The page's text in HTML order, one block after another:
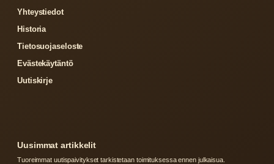
Yhteystiedot
Historia
Tietosuojaseloste
Evästekäytäntö
Uutiskirje
Uusimmat artikkelit
Tuoreimmat uutispaivitykset tarkistetaan toimituksessa ennen julkaisua.